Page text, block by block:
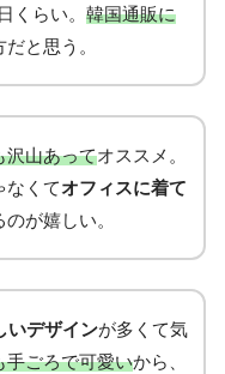
くらい。 韓国通販に
だと思う。
沢山あってオススメ。
なくてオフィスに着て
のが嬉しい。
いデザインが多くて気
手ごろで可愛いから、